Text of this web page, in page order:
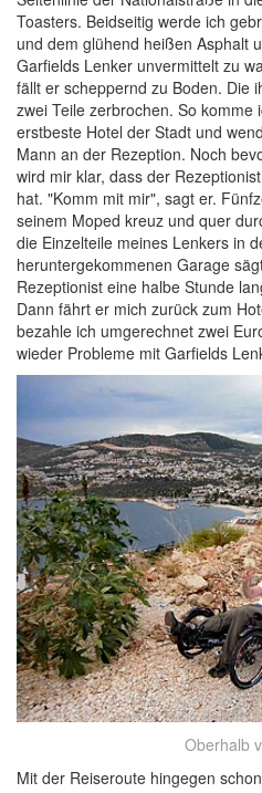
Toasters. Beidseitig werde ich
und dem glühend heißen Asphalt
Garfields Lenker unvermittelt zu
fällt er scheppernd zu Boden. Die
zwei Teile zerbrochen. So komme
erstbeste Hotel der Stadt und
Mann an der Rezeption. Noch
wird mir klar, dass der
hat. "Komm mit mir", sagt er.
seinem Moped kreuz und quer
die Einzelteile meines Lenkers in
heruntergekommenen Garage
Rezeptionist eine halbe Stunde
Dann fährt er mich zurück zum
bezahle ich umgerechnet zwei
wieder Probleme mit Garfields
Oberhalb
Mit der Reiseroute hingegen